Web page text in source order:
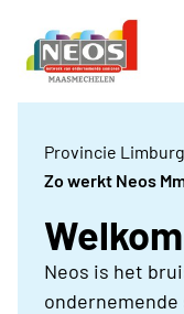
Provincie Limburg
Zo werkt Neos
Neos is het